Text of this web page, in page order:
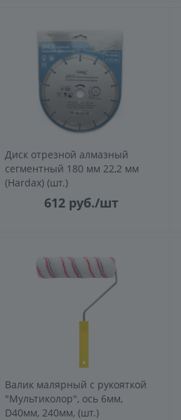
Диск отрезной алмазный
сегментный 180 мм 22,2 мм
(Hardax) (шт.)
612руб./шт
Валик малярный с рукояткой
"Мультиколор", ось 6мм,
D40мм, 240мм, (шт.)